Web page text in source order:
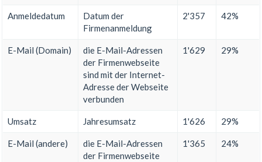
Anmeldedatum
Datum der
Firmenanmeldung
2'357 42%
E-Mail (Domain)
die E-Mail-Adressen
der Firmenwebseite
sind mit der Internet-
Adresse der Webseite
verbunden
1'629 29%
Umsatz Jahresumsatz 1'626 29%
E-Mail (andere)
die E-Mail-Adressen
der Firmenwebseite
1'365 24%